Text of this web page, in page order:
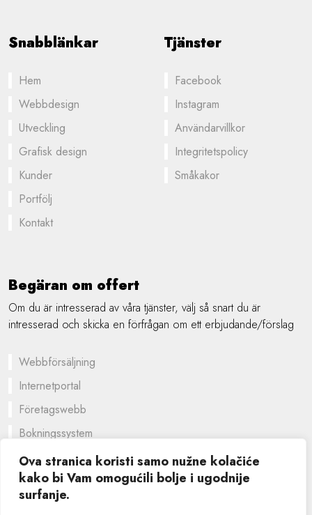
Ova stranica koristi samo nužne kolačiće
kako bi Vam omogućili bolje i ugodnije
surfanje.
Snabblänkar
Hem
Webbdesign
Utveckling
Grafisk design
Kunder
Portfölj
Kontakt
Tjänster
Facebook
Instagram
Användarvillkor
Integritetspolicy
Småkakor
Begäran om offert
Om du är intresserad av våra tjänster, välj så snart du är
intresserad och skicka en förfrågan om ett erbjudande/förslag
Webbförsäljning
Internetportal
Företagswebb
Bokningssystem
En skräddarsydd lösning
Grafisk design